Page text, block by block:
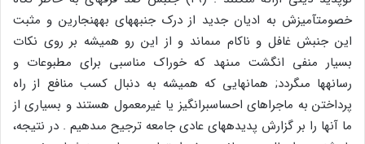
خصومت‏آمیزش به ادیان جدید از درک جنبه‏هاى به‏هنجارین و مثبت
این جنبش غافل و ناکام مى‏ماند و از این رو همیشه بر روى نکات
بسیار منفى انگشت مى‏نهد که خوراک مناسبى براى مطبوعات و
رسانه‏ها مى‏گردد; همانهایى که همیشه به دنبال کسب منافع از راه
پرداختن به ماجراهاى احساس‏برانگیز یا غیرمعمول هستند و بسیارى از
ما آن‏ها را بر گزارش پدیده‏هاى عادى جامعه ترجیح مى‏دهیم . در نتیجه،